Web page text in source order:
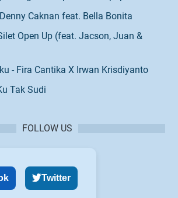
Caknan feat. Bella Bonita
Open Up (feat. Jacson, Juan &
- Fira Cantika X Irwan Krisdiyanto
Tak Sudi
FOLLOW US
Twitter